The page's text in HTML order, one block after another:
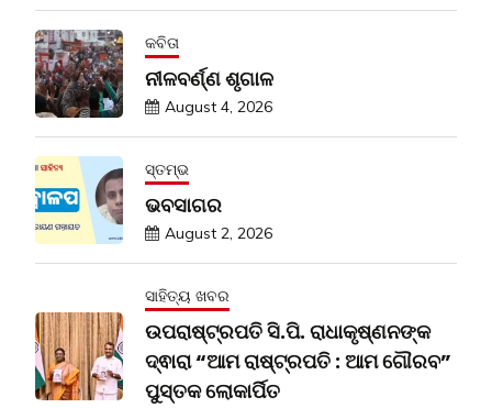
କବିତା
ନୀଳବର୍ଣ୍ଣ ଶୃଗାଳ
August 4, 2026
ସ୍ତମ୍ଭ
ଭବସାଗର
August 2, 2026
ସାହିତ୍ୟ ଖବର
ଉପରାଷ୍ଟ୍ରପତି ସି.ପି. ରାଧାକୃଷ୍ଣନଙ୍କ
ଦ୍ଵାରା “ଆମ ରାଷ୍ଟ୍ରପତି : ଆମ ଗୌରବ”
ପୁସ୍ତକ ଲୋକାର୍ପିତ